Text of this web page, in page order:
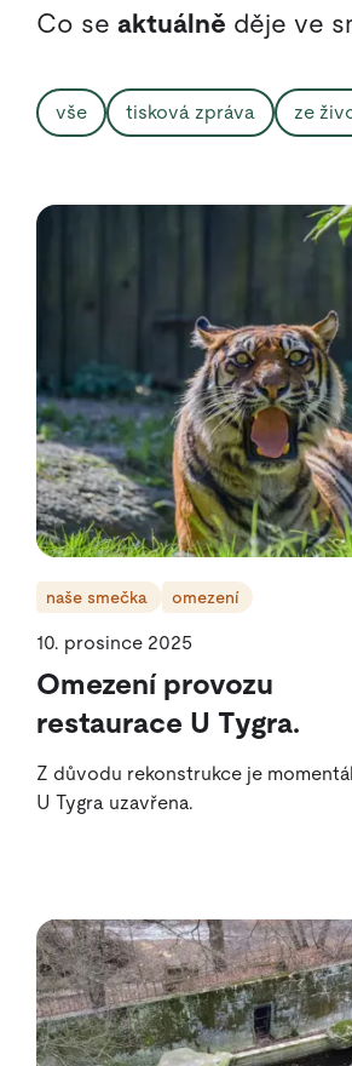
Co se aktuálně děje ve
vše tisková zpráva ze
naše smečka omezení
10. prosince 2025
Omezení provozu
restaurace U Tygra.
Z důvodu rekonstrukce je
U Tygra uzavřena.